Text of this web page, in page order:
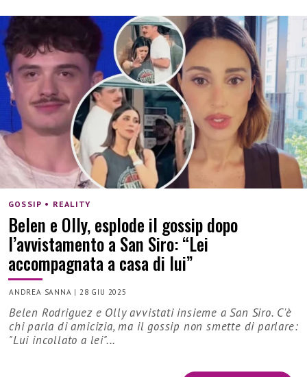
GOSSIP • REALITY
Belen e Olly, esplode il gossip dopo
l’avvistamento a San Siro: “Lei
accompagnata a casa di lui”
ANDREA SANNA |28 GIU 2025
Belen Rodriguez e Olly avvistati insieme a San Siro. C'è
chi parla di amicizia, ma il gossip non smette di parlare:
"Lui incollato a lei"...